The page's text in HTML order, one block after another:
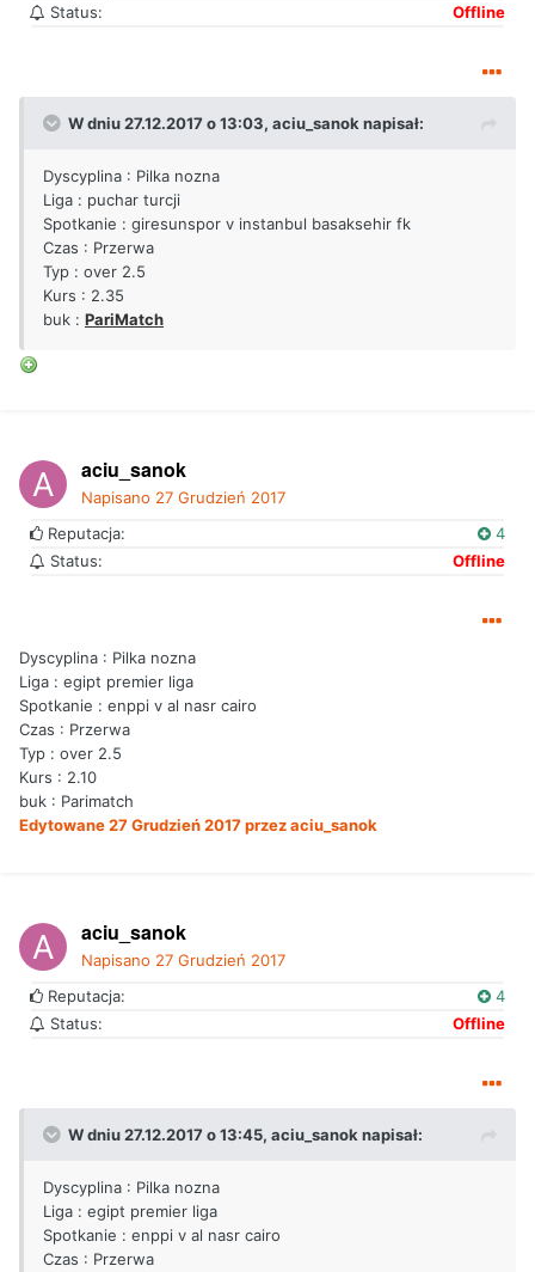
Status:
Offline
W dniu 27.12.2017 o 13:03, aciu_sanoknapisał:
Dyscyplina : Pilka nozna
Liga : puchar turcji
Spotkanie : giresunspor v instanbul basaksehir fk
Czas : Przerwa
Typ : over 2.5
Kurs : 2.35
buk : PariMatch
aciu_sanok
Napisano 27 Grudzień 2017
Reputacja:
4
Status:
Offline
Dyscyplina : Pilka nozna
Liga : egipt premier liga
Spotkanie : enppi v al nasr cairo
Czas : Przerwa
Typ : over 2.5
Kurs : 2.10
buk : Parimatch
Edytowane27 Grudzień 2017przez aciu_sanok
aciu_sanok
Napisano 27 Grudzień 2017
Reputacja:
4
Status:
Offline
W dniu 27.12.2017 o 13:45, aciu_sanoknapisał:
Dyscyplina : Pilka nozna
Liga : egipt premier liga
Spotkanie : enppi v al nasr cairo
Czas : Przerwa